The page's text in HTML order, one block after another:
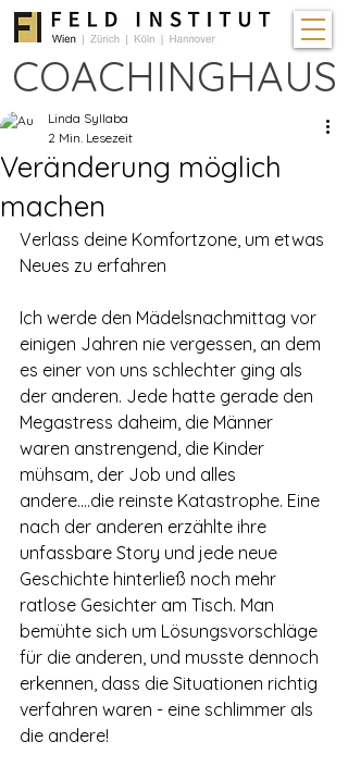
COACHINGHAUS
Veränderung möglich
machen
Linda Syllaba
2 Min. Lesezeit
Verlass deine Komfortzone, um etwas
Neues zu erfahren
Ich werde den Mädelsnachmittag vor
einigen Jahren nie vergessen, an dem
es einer von uns schlechter ging als
der anderen. Jede hatte gerade den
Megastress daheim, die Männer
waren anstrengend, die Kinder
mühsam, der Job und alles
andere....die reinste Katastrophe. Eine
nach der anderen erzählte ihre
unfassbare Story und jede neue
Geschichte hinterließ noch mehr
ratlose Gesichter am Tisch. Man
bemühte sich um Lösungsvorschläge
für die anderen, und musste dennoch
erkennen, dass die Situationen richtig
verfahren waren - eine schlimmer als
die andere!